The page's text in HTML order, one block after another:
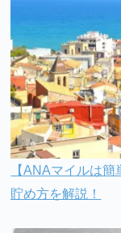
【ANAマイルは
貯め方を解説！